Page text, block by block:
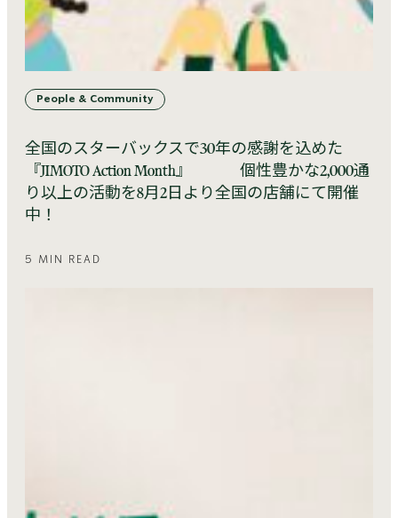
People & Community
全国のスターバックスで30年の感謝を込めた
『JIMOTO Action Month』 個性豊かな2,000通
り以上の活動を8月2日より全国の店舗にて開催
中！
5 MIN READ